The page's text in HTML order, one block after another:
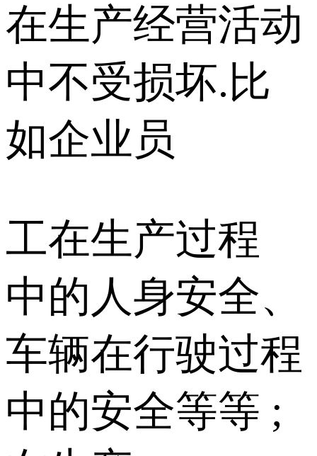
在生产经营活动
中不受损坏.比
如企业员
工在生产过程
中的人身安全、
车辆在行驶过程
中的安全等等 ;